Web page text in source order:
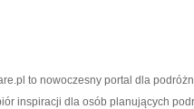
to nowoczesny portal dla
inspiracji dla osób planujących